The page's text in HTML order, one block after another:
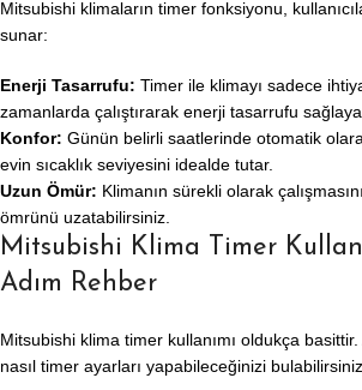
Mitsubishi klimaların timer fonksiyonu,
sunar:
Enerji Tasarrufu: Timer ile klimayı sadece
zamanlarda çalıştırarak enerji tasarrufu
Konfor: Günün belirli saatlerinde otomatik
evin sıcaklık seviyesini idealde tutar.
Uzun Ömür: Klimanın sürekli olarak
ömrünü uzatabilirsiniz.
Mitsubishi Klima Timer
Adım Rehber
Mitsubishi klima timer kullanımı oldukça basittir.
nasıl timer ayarları yapabileceğinizi